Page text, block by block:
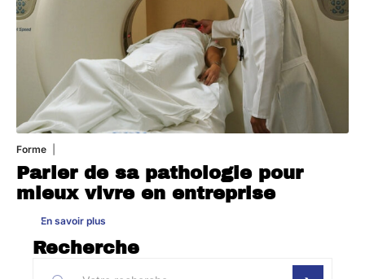
Forme
Parler de sa pathologie pour
mieux vivre en entreprise
En savoir plus
Recherche